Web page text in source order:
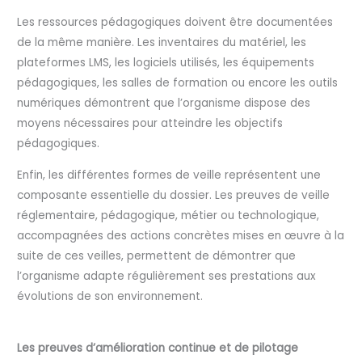
Les ressources pédagogiques doivent être documentées
de la même manière. Les inventaires du matériel, les
plateformes LMS, les logiciels utilisés, les équipements
pédagogiques, les salles de formation ou encore les outils
numériques démontrent que l’organisme dispose des
moyens nécessaires pour atteindre les objectifs
pédagogiques.
Enfin, les différentes formes de veille représentent une
composante essentielle du dossier. Les preuves de veille
réglementaire, pédagogique, métier ou technologique,
accompagnées des actions concrètes mises en œuvre à la
suite de ces veilles, permettent de démontrer que
l’organisme adapte régulièrement ses prestations aux
évolutions de son environnement.
Les preuves d’amélioration continue et de pilotage